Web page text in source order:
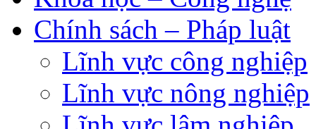
Chính sách – Pháp luật
Lĩnh vực công nghiệp
Lĩnh vực nông nghiệp